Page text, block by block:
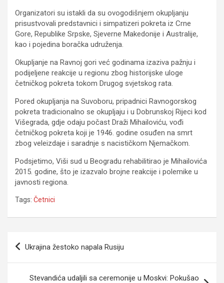
Organizatori su istakli da su ovogodišnjem okupljanju
prisustvovali predstavnici i simpatizeri pokreta iz Crne
Gore, Republike Srpske, Sjeverne Makedonije i Australije,
kao i pojedina boračka udruženja.
Okupljanje na Ravnoj gori već godinama izaziva pažnju i
podijeljene reakcije u regionu zbog historijske uloge
četničkog pokreta tokom Drugog svjetskog rata.
Pored okupljanja na Suvoboru, pripadnici Ravnogorskog
pokreta tradicionalno se okupljaju i u Dobrunskoj Rijeci kod
Višegrada, gdje odaju počast Draži Mihailoviću, vođi
četničkog pokreta koji je 1946. godine osuđen na smrt
zbog veleizdaje i saradnje s nacističkom Njemačkom.
Podsjetimo, Viši sud u Beogradu rehabilitirao je Mihailovića
2015. godine, što je izazvalo brojne reakcije i polemike u
javnosti regiona.
Tags: Četnici
Navigacija
članaka
Ukrajina žestoko napala Rusiju
Stevandića udaljili sa ceremonije u Moskvi: Pokušao